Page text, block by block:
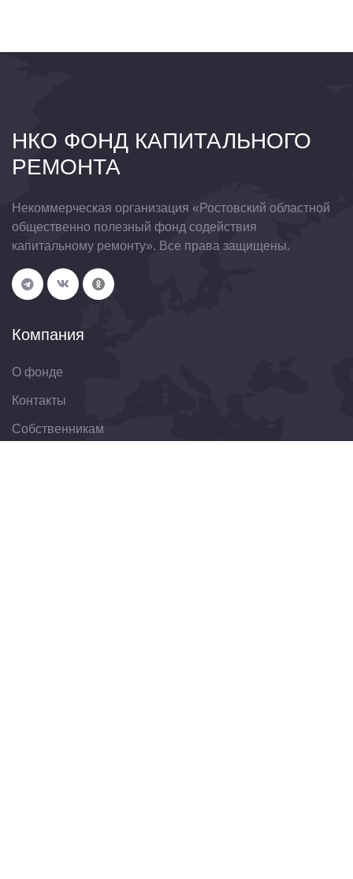
НКО ФОНД КАПИТАЛЬНОГО
РЕМОНТА
Некоммерческая организация «Ростовский областной
общественно полезный фонд содействия
капитальному ремонту». Все права защищены.
Компания
О фонде
Контакты
Собственникам